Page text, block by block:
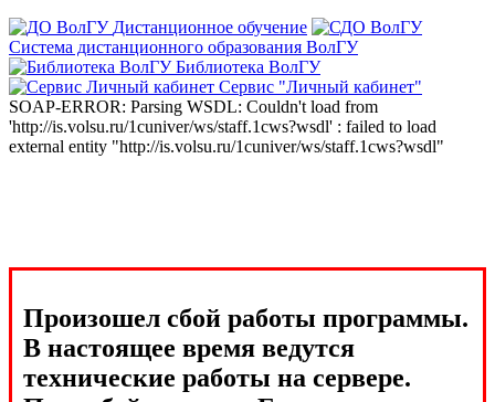
Дистанционное обучение
Система дистанционного образования ВолГУ
Библиотека ВолГУ
Сервис "Личный кабинет"
SOAP-ERROR: Parsing WSDL: Couldn't load from
'http://is.volsu.ru/1cuniver/ws/staff.1cws?wsdl' : failed to load
external entity "http://is.volsu.ru/1cuniver/ws/staff.1cws?wsdl"
Произошел сбой работы программы.
В настоящее время ведутся
технические работы на сервере.